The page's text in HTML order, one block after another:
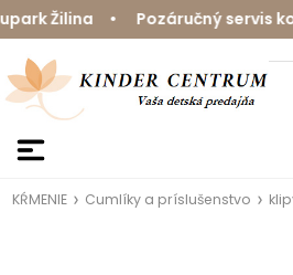
Žilina • Pozáručný
KŔMENIE Cumlíky a príslušenstvo